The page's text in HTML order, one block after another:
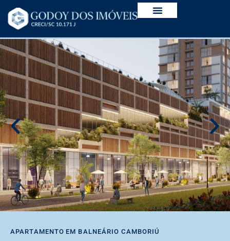
APARTAMENTO EM BALNEÁRIO CAMBORIÚ